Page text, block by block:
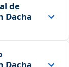
de
Dacha
Dacha